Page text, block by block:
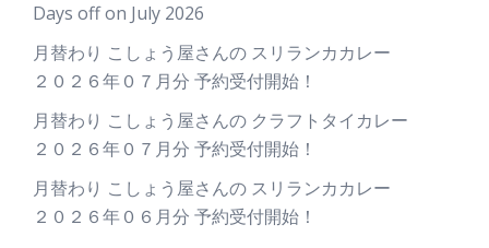
Days off on July 2026
月替わり こしょう屋さんの スリランカカレー
２０２６年０７月分 予約受付開始！
月替わり こしょう屋さんの クラフトタイカレー
２０２６年０７月分 予約受付開始！
月替わり こしょう屋さんの スリランカカレー
２０２６年０６月分 予約受付開始！